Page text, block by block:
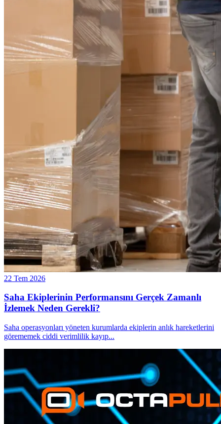
22 Tem 2026
Saha Ekiplerinin Performansını Gerçek Zamanlı
İzlemek Neden Gerekli?
Saha operasyonları yöneten kurumlarda ekiplerin anlık hareketlerini
görememek ciddi verimlilik kayıp...